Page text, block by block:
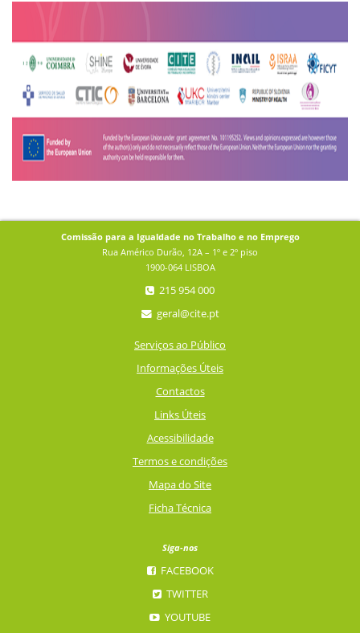
Comissão para a Igualdade no Trabalho e no Emprego
Rua Américo Durão, 12A – 1º e 2º piso
1900-064 LISBOA
215 954 000
geral@cite.pt
Serviços ao Público
Informações Úteis
Contactos
Links Úteis
Acessibilidade
Termos e condições
Mapa do Site
Ficha Técnica
Siga-nos
FACEBOOK
TWITTER
YOUTUBE